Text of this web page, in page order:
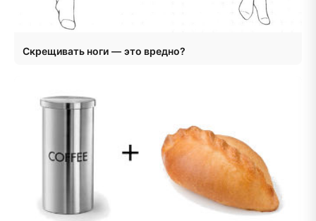
Скрещивать ноги — это вредно?